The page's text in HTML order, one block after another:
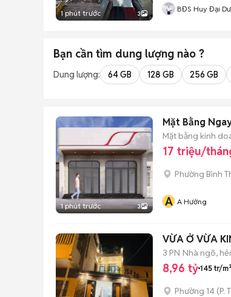
1 phút trước 3 BĐS Huy Đại
Bạn cần tìm dung lượng nào ?
Dung lượng: 64 GB 128 GB 256 GB
1 phút trước 3
Mặt Bằng
Mặt bằng kinh
17 triệu/
Phường Bình
A A Hưởng
VỪA Ở VỪA
3 PN Nhà ngõ,
8,96 tỷ 145 tr/m²
Phường 14 (P.